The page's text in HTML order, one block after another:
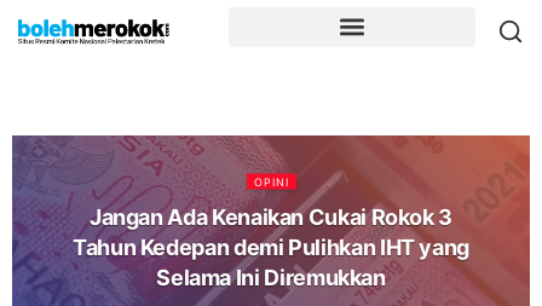
OPINI
Jangan Ada Kenaikan Cukai Rokok 3
Tahun Kedepan demi Pulihkan IHT yang
Selama Ini Diremukkan